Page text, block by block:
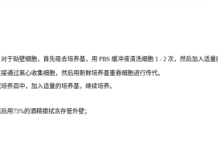
贴壁细胞，首先吸去培养基，用 PBS 缓冲液清洗细胞 1 - 2 次，然后加入适
过离心收集细胞，然后用新鲜培养基重悬细胞进行传代。
养皿中，加入适量的培养基，继续培养。
用75%的酒精擦拭冻存管外壁；